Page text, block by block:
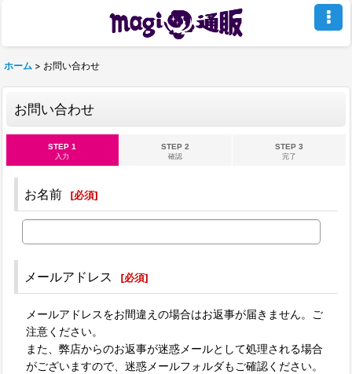
ホーム > お問い合わせ
お問い合わせ
STEP 1
入力
STEP 2
確認
STEP 3
完了
お名前 [必須]
メールアドレス [必須]
メールアドレスをお間違えの場合はお返事が届きません。ご
注意ください。
また、弊店からのお返事が迷惑メールとして処理される場合
がございますので、迷惑メールフォルダもご確認ください。